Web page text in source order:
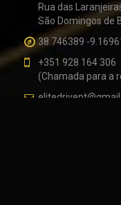
Rua das
São Domingos de
38.746389 -
+351 928 164 306
(Chamada para a
Utilizamos cookies
funcione. Também
experiência de
preferências.
Preferências Aceitar